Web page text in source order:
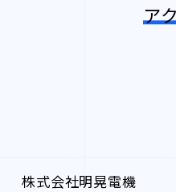
ア
株式会社明晃電機